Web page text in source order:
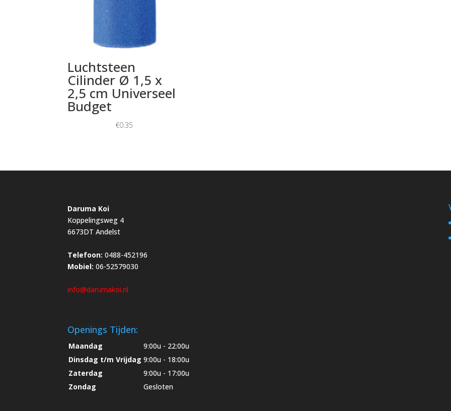
Luchtsteen
Cilinder Ø 1,5 x
2,5 cm Universeel
Budget
€0.35
Daruma Koi
Koppelingsweg 4
6673DT Andelst
Telefoon: 0488-452196
Mobiel: 06-52579030
info@darumakoi.nl
Openings Tijden:
Maandag
9:00u - 22:00u
Dinsdag t/m Vrijdag 9:00u - 18:00u
Zaterdag
9:00u - 17:00u
Zondag
Gesloten